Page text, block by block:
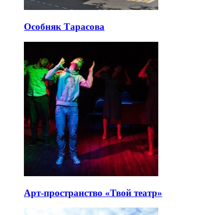
Особняк Тарасова
Арт-пространство «Твой театр»